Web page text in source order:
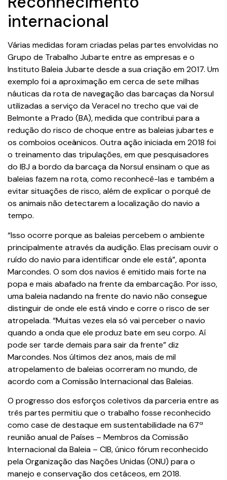
internacional
Várias medidas foram criadas pelas partes envolvidas no
Grupo de Trabalho Jubarte entre as empresas e o
Instituto Baleia Jubarte desde a sua criação em 2017. Um
exemplo foi a aproximação em cerca de sete milhas
náuticas da rota de navegação das barcaças da Norsul
utilizadas a serviço da Veracel no trecho que vai de
Belmonte a Prado (BA), medida que contribui para a
redução do risco de choque entre as baleias jubartes e
os comboios oceânicos. Outra ação iniciada em 2018 foi
o treinamento das tripulações, em que pesquisadores
do IBJ a bordo da barcaça da Norsul ensinam o que as
baleias fazem na rota, como reconhecê-las e também a
evitar situações de risco, além de explicar o porquê de
os animais não detectarem a localização do navio a
tempo.
“Isso ocorre porque as baleias percebem o ambiente
principalmente através da audição. Elas precisam ouvir o
ruído do navio para identificar onde ele está”, aponta
Marcondes. O som dos navios é emitido mais forte na
popa e mais abafado na frente da embarcação. Por isso,
uma baleia nadando na frente do navio não consegue
distinguir de onde ele está vindo e corre o risco de ser
atropelada. “Muitas vezes ela só vai perceber o navio
quando a onda que ele produz bate em seu corpo. Aí
pode ser tarde demais para sair da frente” diz
Marcondes. Nos últimos dez anos, mais de mil
atropelamento de baleias ocorreram no mundo, de
acordo com a Comissão Internacional das Baleias.
O progresso dos esforços coletivos da parceria entre as
três partes permitiu que o trabalho fosse reconhecido
como case de destaque em sustentabilidade na 67ª
reunião anual de Países – Membros da Comissão
Internacional da Baleia – CIB, único fórum reconhecido
pela Organização das Nações Unidas (ONU) para o
manejo e conservação dos cetáceos, em 2018.